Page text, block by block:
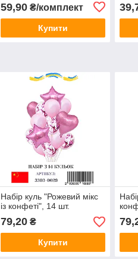
59,90₴/комплект
Купити
Набір куль "Рожевий мікс
із конфеті", 14 шт.
79,20₴
Купити